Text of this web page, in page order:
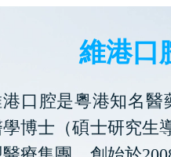
維港口
口腔是粵港知名醫
博士（碩士研究生